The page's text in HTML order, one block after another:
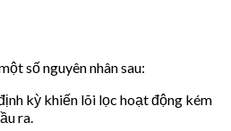
số nguyên nhân sau:
kỳ khiến lõi lọc hoạt động kém
ra.